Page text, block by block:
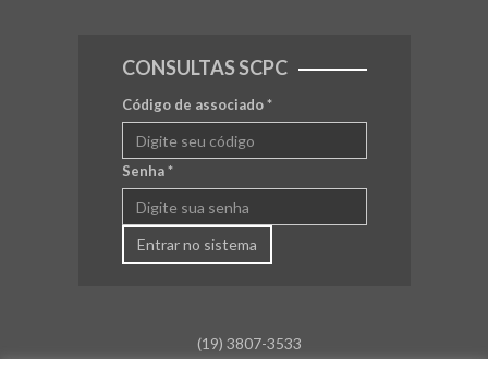
CONSULTAS SCPC
Código de associado*
Senha*
Entrar no sistema
(19) 3807-3533